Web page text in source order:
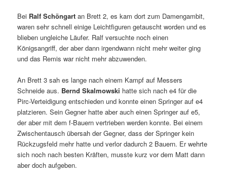
Bei Ralf Schöngartan Brett 2, es kam dort zum Damengambit,
waren sehr schnell einige Leichtfiguren getauscht worden und es
blieben ungleiche Läufer. Ralf versuchte noch einen
Königsangriff, der aber dann irgendwann nicht mehr weiter ging
und das Remis war nicht mehr abzuwenden.
An Brett 3 sah es lange nach einem Kampf auf Messers
Schneide aus. Bernd Skalmowski hatte sich nach e4 für die
Pirc-Verteidigung entschieden und konnte einen Springer auf e4
platzieren. Sein Gegner hatte aber auch einen Springer auf e5,
der aber mit dem f-Bauern vertrieben werden konnte. Bei einem
Zwischentausch übersah der Gegner, dass der Springer kein
Rückzugsfeld mehr hatte und verlor dadurch 2 Bauern. Er wehrte
sich noch nach besten Kräften, musste kurz vor dem Matt dann
aber doch aufgeben.